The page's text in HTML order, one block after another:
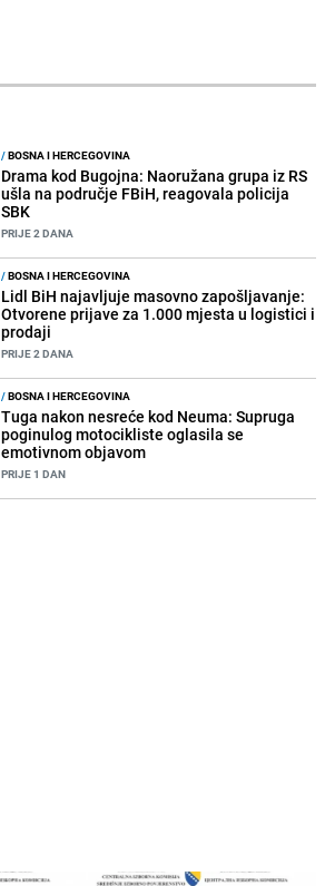
/BOSNA I HERCEGOVINA
Drama kod Bugojna: Naoružana grupa iz RS
ušla na područje FBiH, reagovala policija
SBK
PRIJE 2 DANA
/BOSNA I HERCEGOVINA
Lidl BiH najavljuje masovno zapošljavanje:
Otvorene prijave za 1.000 mjesta u logistici i
prodaji
PRIJE 2 DANA
/BOSNA I HERCEGOVINA
Tuga nakon nesreće kod Neuma: Supruga
poginulog motocikliste oglasila se
emotivnom objavom
PRIJE 1 DAN